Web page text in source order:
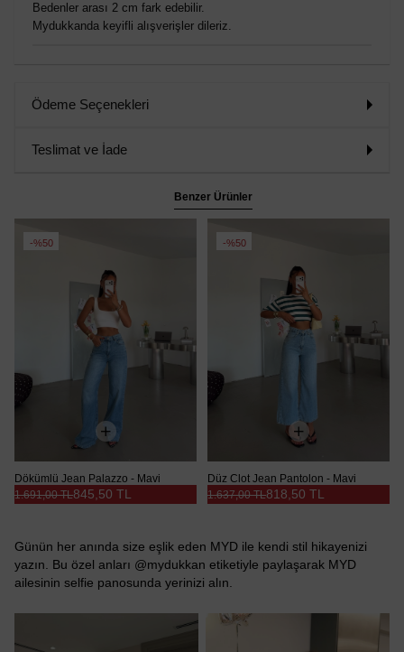
Bedenler arası 2 cm fark edebilir.
Mydukkanda keyifli alışverişler dileriz.
Ödeme Seçenekleri
Teslimat ve İade
Benzer Ürünler
%50
Dökümlü Jean Palazzo - Mavi
845,50 TL
1.691,00 TL
%50
Düz Clot Jean Pantolon - Mavi
818,50 TL
1.637,00 TL
Günün her anında size eşlik eden MYD ile kendi stil hikayenizi
yazın. Bu özel anları @mydukkan etiketiyle paylaşarak MYD
ailesinin selfie panosunda yerinizi alın.